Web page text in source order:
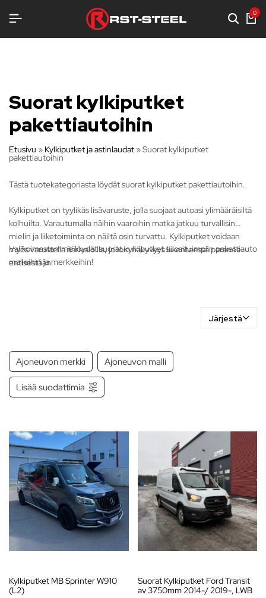
KOTIMAISTA LAATUA TERÄKSENLUJAA VARUSTELUA
KOTIMAISTA LAATUA TERÄKSENLUJAA VARUSTELUA
KOTIMAISTA LAATUA TERÄKSENLUJAA VARUSTELUA 0
Suorat kylkiputket
pakettiautoihin
Etusivu » Kylkiputket ja astinlaudat »Suorat kylkiputket
pakettiautoihin
Tästä tuotekategoriasta löydät suorat kylkiputket pakettiautoihin.
Kylkiputket on tyylikäs lisävaruste, jolla suojaat autoasi ylimääräisiltä
kolhuilta. Varautumalla näihin vaaroihin matka jatkuu turvallisin
mielin ja liiketoiminta on näiltä osin turvattu. Kylkiputket voidaan
myös varustella äärivaloilla, jolloin näkyvyys liikenteessä paranee
entisestään.
Valikoimastamme löydät suorat kylkiputket suosituimpiin pakettiauto
malleihin ja merkkeihin!
Järjestä
Ajoneuvon merkki Ajoneuvon malli
Lisää suodattimia
Kylkiputket MB Sprinter W910
(L2)
Suorat Kylkiputket Ford Transit
av 3750mm 2014-/ 2019-, LWB